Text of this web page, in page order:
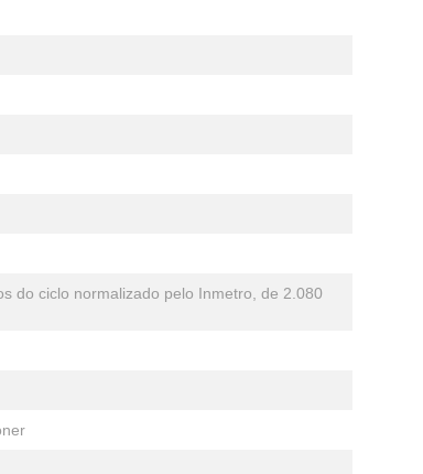
do ciclo normalizado pelo Inmetro, de 2.080